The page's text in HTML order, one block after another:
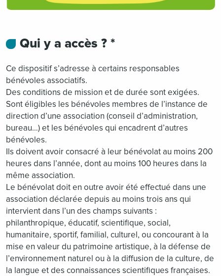
Qui y a accès ? *
Ce dispositif s’adresse à certains responsables
bénévoles associatifs.
Des conditions de mission et de durée sont exigées.
Sont éligibles les bénévoles membres de l’instance de
direction d’une association (conseil d’administration,
bureau…) et les bénévoles qui encadrent d’autres
bénévoles.
Ils doivent avoir consacré à leur bénévolat au moins 200
heures dans l’année, dont au moins 100 heures dans la
même association.
Le bénévolat doit en outre avoir été effectué dans une
association déclarée depuis au moins trois ans qui
intervient dans l’un des champs suivants :
philanthropique, éducatif, scientifique, social,
humanitaire, sportif, familial, culturel, ou concourant à la
mise en valeur du patrimoine artistique, à la défense de
l’environnement naturel ou à la diffusion de la culture, de
la langue et des connaissances scientifiques françaises.